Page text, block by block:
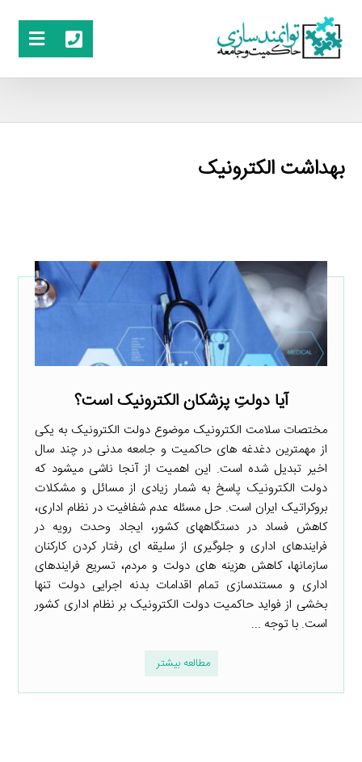
بهداشت الکترونیک
آیا دولتِ پزشکان الکترونیک است؟
مختصات سلامت الکترونیک موضوع دولت الکترونیک به یکی
از مهم­ترین دغدغه ­های حاکمیت و جامعه مدنی در چند سال
اخیر تبدیل شده است. این اهمیت از آنجا ناشی می­شود که
دولت الکترونیک پاسخ به شمار زیادی از مسائل و مشکلات
بروکراتیک ایران است. حل مسئله عدم شفافیت در نظام اداری،
کاهش فساد در دستگاه­های کشور، ایجاد وحدت رویه در
فرایندهای اداری و جلوگیری از سلیقه ­ای رفتار کردن کارکنان
سازمان­ها، کاهش هزینه­ های دولت و مردم، تسریع فرایندهای
اداری و مستندسازی تمام اقدامات بدنه اجرایی دولت تنها
بخشی از فواید حاکمیت دولت الکترونیک بر نظام اداری کشور
است. با توجه ...
مطالعه بیشتر